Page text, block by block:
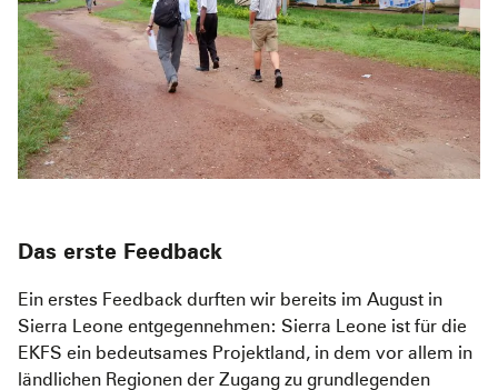
Das erste Feedback
Ein erstes Feedback durften wir bereits im August in
Sierra Leone entgegennehmen: Sierra Leone ist für die
EKFS ein bedeutsames Projektland, in dem vor allem in
ländlichen Regionen der Zugang zu grundlegenden